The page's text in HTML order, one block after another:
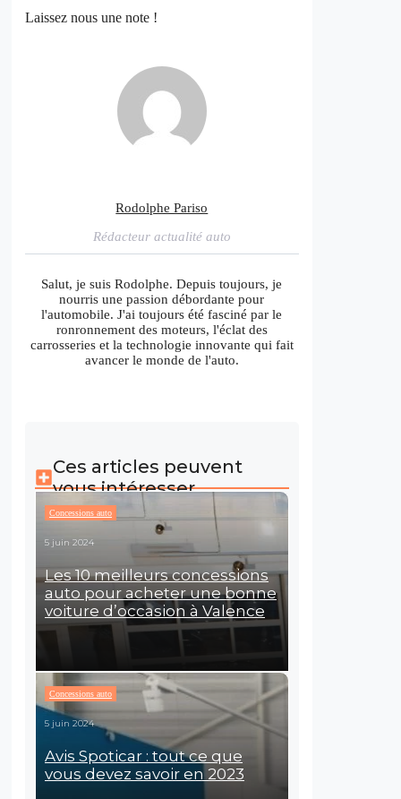
Laissez nous une note !
Rodolphe Pariso
Rédacteur actualité auto
Salut, je suis Rodolphe. Depuis toujours, je
nourris une passion débordante pour
l'automobile. J'ai toujours été fasciné par le
ronronnement des moteurs, l'éclat des
carrosseries et la technologie innovante qui fait
avancer le monde de l'auto.
Ces articles peuvent
vous intéresser
Concessions auto
5 juin 2024
Les 10 meilleurs concessions
auto pour acheter une bonne
voiture d’occasion à Valence
Concessions auto
5 juin 2024
Avis Spoticar : tout ce que
vous devez savoir en 2023